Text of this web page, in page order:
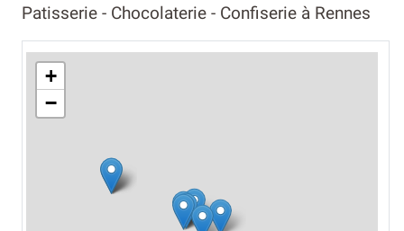
Patisserie - Chocolaterie - Confiserie à Rennes
+
−